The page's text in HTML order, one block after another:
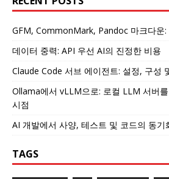
GFM, CommonMark, Pandoc 마크다운:
데이터 중력: API 우선 AI의 진정한 비용
Claude Code 서브 에이전트: 설정, 구성
Ollama에서 vLLM으로: 로컬 LLM 서버
시점
AI 개발에서 사양, 테스트 및 코드의 동기
TAGS